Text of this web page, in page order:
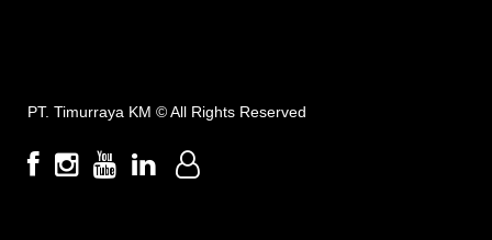
PT. Timurraya KM ©All Rights Reserved